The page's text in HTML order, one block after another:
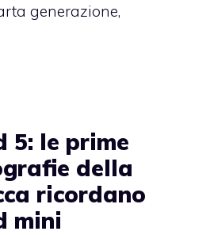
generazione,
5: le prime
della
ricordano
mini